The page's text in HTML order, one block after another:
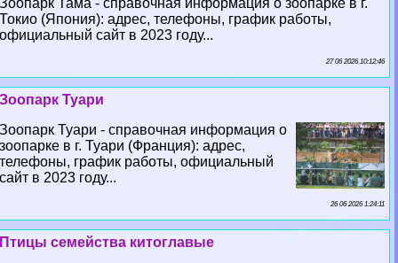
Токио (Япония): адрес, телефоны, график работы,
официальный сайт в 2023 году...
27 06 2026 10:12:46
Зоопарк Туари
Зоопарк Туари - справочная информация о
зоопарке в г. Туари (Франция): адрес,
телефоны, график работы, официальный
сайт в 2023 году...
26 06 2026 1:24:11
Птицы семейства китоглавые